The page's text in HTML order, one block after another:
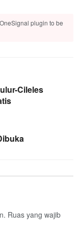
plugin to be
Cileles
Ruas yang wajib